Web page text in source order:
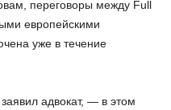
переговоры между Full
европейскими
уже в течение
адвокат, — в этом